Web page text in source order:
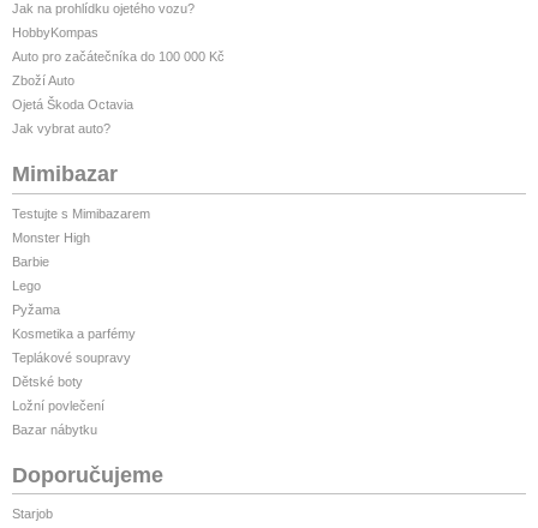
Jak na prohlídku ojetého vozu?
HobbyKompas
Auto pro začátečníka do 100 000 Kč
Zboží Auto
Ojetá Škoda Octavia
Jak vybrat auto?
Mimibazar
Testujte s Mimibazarem
Monster High
Barbie
Lego
Pyžama
Kosmetika a parfémy
Teplákové soupravy
Dětské boty
Ložní povlečení
Bazar nábytku
Doporučujeme
Starjob